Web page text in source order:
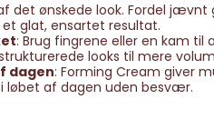
det ønskede look. Fordel jævnt
glat, ensartet resultat.
: Brug fingrene eller en kam til
looks til mere
dagen: Forming Cream giver
løbet af dagen uden besvær.